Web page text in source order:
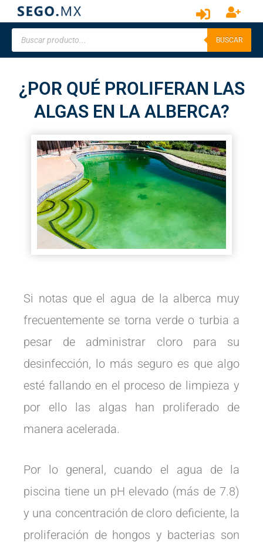
BUSCAR
¿POR QUÉ PROLIFERAN LAS
ALGAS EN LA ALBERCA?
Si notas que el agua de la alberca muy
frecuentemente se torna verde o turbia a
pesar de administrar cloro para su
desinfección, lo más seguro es que algo
esté fallando en el proceso de limpieza y
por ello las algas han proliferado de
manera acelerada.
Por lo general, cuando el agua de la
piscina tiene un pH elevado (más de 7.8)
y una concentración de cloro deficiente, la
proliferación de hongos y bacterias son